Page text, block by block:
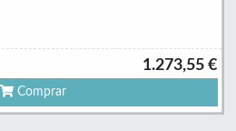
1.273,55 €
Comprar